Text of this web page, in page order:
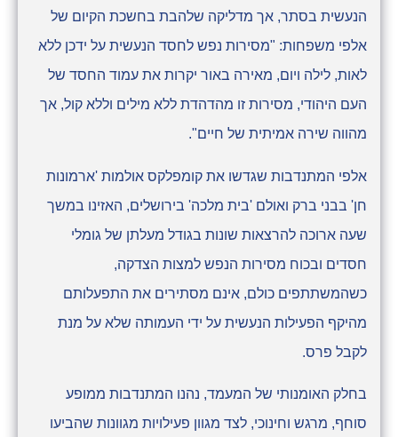
הנעשית בסתר, אך מדליקה שלהבת בחשכת הקיום של
אלפי משפחות: "מסירות נפש לחסד הנעשית על ידכן ללא
לאות, לילה ויום, מאירה באור יקרות את עמוד החסד של
העם היהודי, מסירות זו מהדהדת ללא מילים וללא קול, אך
מהווה שירה אמיתית של חיים".
אלפי המתנדבות שגדשו את קומפלקס אולמות 'ארמונות
חן' בבני ברק ואולם 'בית מלכה' בירושלים, האזינו במשך
שעה ארוכה להרצאות שונות בגודל מעלתן של גומלי
חסדים ובכוח מסירות הנפש למצות הצדקה,
כשהמשתתפים כולם, אינם מסתירים את התפעלותם
מהיקף הפעילות הנעשית על ידי העמותה שלא על מנת
לקבל פרס.
בחלק האומנותי של המעמד, נהנו המתנדבות ממופע
סוחף, מרגש וחינוכי, לצד מגוון פעילויות מגוונות שהביעו